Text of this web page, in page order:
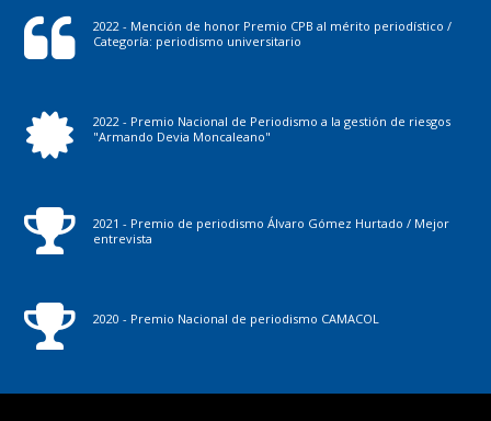
2022 - Mención de honor Premio CPB al mérito periodístico /
Categoría: periodismo universitario
2022 - Premio Nacional de Periodismo a la gestión de riesgos
"Armando Devia Moncaleano"
2021 - Premio de periodismo Álvaro Gómez Hurtado / Mejor
entrevista
2020 - Premio Nacional de periodismo CAMACOL